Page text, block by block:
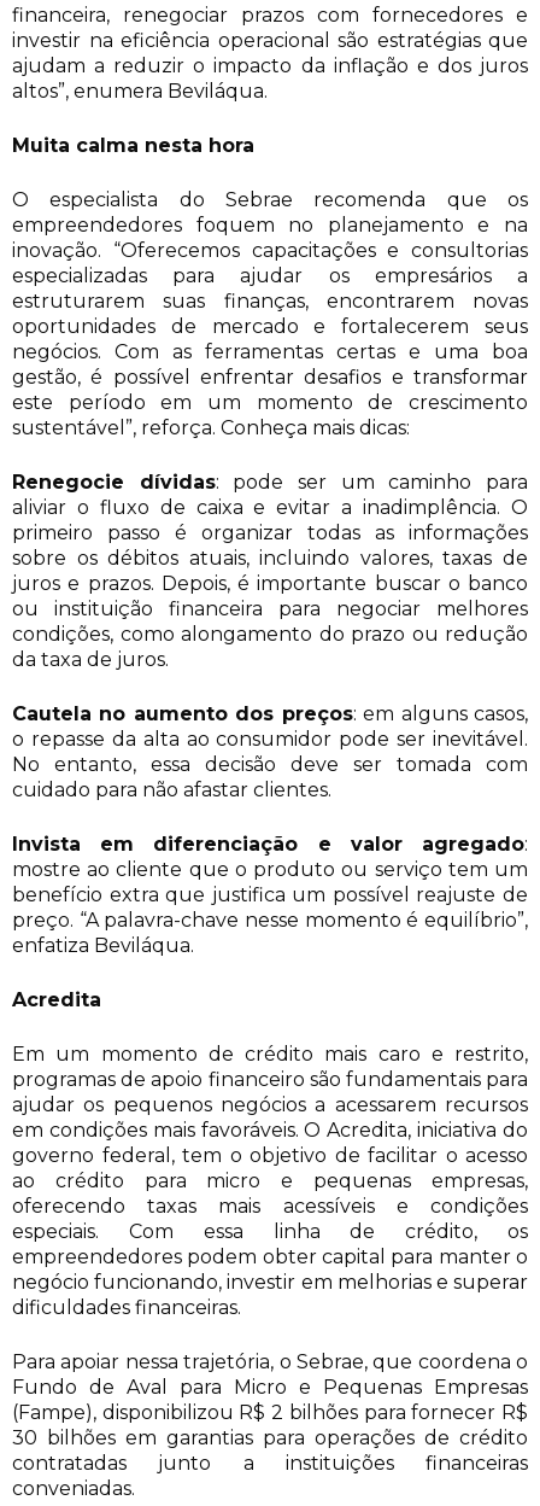
financeira, renegociar prazos com fornecedores e
investir na eficiência operacional são estratégias que
ajudam a reduzir o impacto da inflação e dos juros
altos”, enumera Beviláqua.
Muita calma nesta hora
O especialista do Sebrae recomenda que os
empreendedores foquem no planejamento e na
inovação. “Oferecemos capacitações e consultorias
especializadas para ajudar os empresários a
estruturarem suas finanças, encontrarem novas
oportunidades de mercado e fortalecerem seus
negócios. Com as ferramentas certas e uma boa
gestão, é possível enfrentar desafios e transformar
este período em um momento de crescimento
sustentável”, reforça. Conheça mais dicas:
Renegocie dívidas: pode ser um caminho para
aliviar o fluxo de caixa e evitar a inadimplência. O
primeiro passo é organizar todas as informações
sobre os débitos atuais, incluindo valores, taxas de
juros e prazos. Depois, é importante buscar o banco
ou instituição financeira para negociar melhores
condições, como alongamento do prazo ou redução
da taxa de juros.
Cautela no aumento dos preços: em alguns casos,
o repasse da alta ao consumidor pode ser inevitável.
No entanto, essa decisão deve ser tomada com
cuidado para não afastar clientes.
Invista em diferenciação e valor agregado:
mostre ao cliente que o produto ou serviço tem um
benefício extra que justifica um possível reajuste de
preço. “A palavra-chave nesse momento é equilíbrio”,
enfatiza Beviláqua.
Acredita
Em um momento de crédito mais caro e restrito,
programas de apoio financeiro são fundamentais para
ajudar os pequenos negócios a acessarem recursos
em condições mais favoráveis. O Acredita, iniciativa do
governo federal, tem o objetivo de facilitar o acesso
ao crédito para micro e pequenas empresas,
oferecendo taxas mais acessíveis e condições
especiais. Com essa linha de crédito, os
empreendedores podem obter capital para manter o
negócio funcionando, investir em melhorias e superar
dificuldades financeiras.
Para apoiar nessa trajetória, o Sebrae, que coordena o
Fundo de Aval para Micro e Pequenas Empresas
(Fampe), disponibilizou R$ 2 bilhões para fornecer R$
30 bilhões em garantias para operações de crédito
contratadas junto a instituições financeiras
conveniadas.